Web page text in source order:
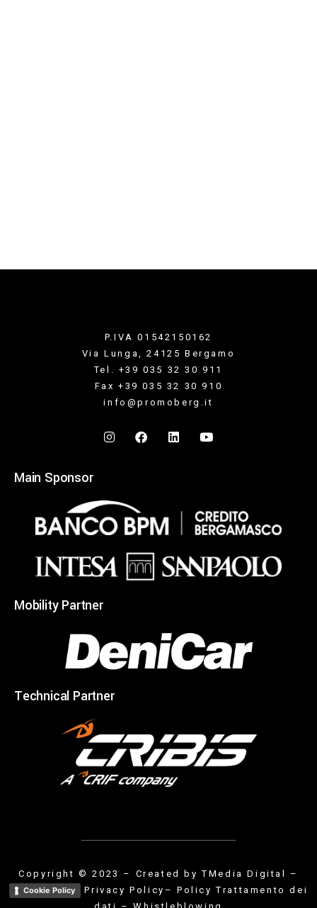
P.IVA 01542150162
Via Lunga, 24125 Bergamo
Tel. +39 035 32 30 911
Fax +39 035 32 30 910
info@promoberg.it
Main Sponsor
Mobility Partner
Technical Partner
Copyright © 2023 – Created byTMedia Digital –
Cookie Policy Privacy Policy – Policy Trattamento dei